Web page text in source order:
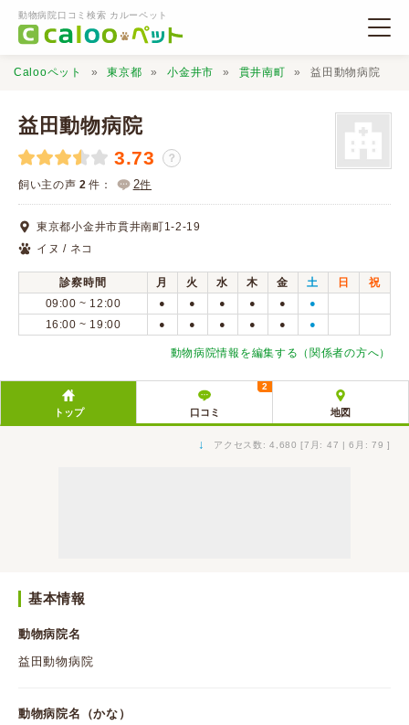
動物病院口コミ検索 カルーペット
動物病院検索
口コミ検索
Calooペットとは？
Calooペット 東京都 小金井市 貫井南町 益田動物病院
益田動物病院
3.73 ？
飼い主の声 2 件： 2件
東京都小金井市貫井南町1-2-19
イヌ / ネコ
診察時間 月 火 水 木 金 土 日
祝
09:00 ~ 12:00
● ● ● ● ● ●
16:00 ~ 19:00 ● ● ● ● ● ●
動物病院情報を編集する（関係者の方へ）
トップ 口コミ
2
地図
↓ アクセス数: 4,680 [7月: 47 | 6月: 79 ]
基本情報
動物病院名
益田動物病院
動物病院名（かな）